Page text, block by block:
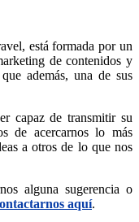
está formada por un
de contenidos y
además, una de sus
capaz de transmitir su
de acercarnos lo más
a otros de lo que nos
alguna sugerencia o
aquí.